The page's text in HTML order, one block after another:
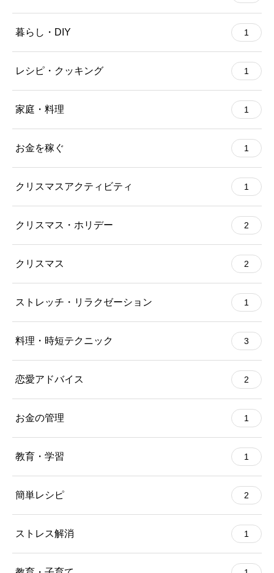
暮らし・DIY 1
レシピ・クッキング 1
家庭・料理 1
お金を稼ぐ 1
クリスマスアクティビティ 1
クリスマス・ホリデー 2
クリスマス 2
ストレッチ・リラクゼーション 1
料理・時短テクニック 3
恋愛アドバイス 2
お金の管理 1
教育・学習 1
簡単レシピ 2
ストレス解消 1